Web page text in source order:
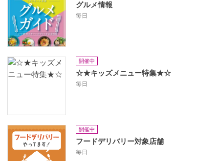
グルメ情報
毎日
開催中
☆★キッズメニュー特集★☆
毎日
開催中
フードデリバリー対象店舗
毎日